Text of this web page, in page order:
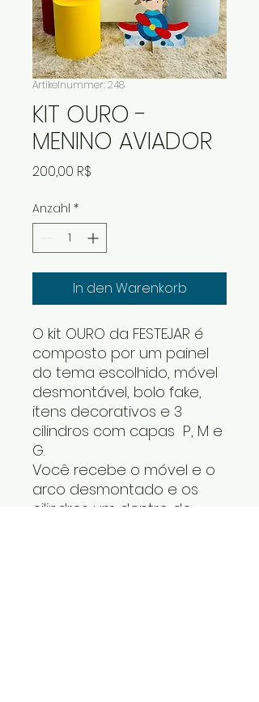
Artikelnummer: 248
KIT OURO -
MENINO AVIADOR
200,00 R$
Anzahl *
In den Warenkorb
O kit OURO da FESTEJAR é
composto por um painel
do tema escolhido, móvel
desmontável, bolo fake,
itens decorativos e 3
cilindros com capas P, M e
G.
Você recebe o móvel e o
arco desmontado e os
cilindros um dentro do